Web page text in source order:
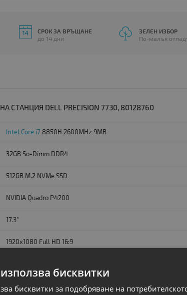
СРОК ЗА ВРЪЩАНЕ
до 14 дни
ЗЕЛЕН ИЗБОР
По-малък
DELL PRECISION 7730, 80128760
Intel Core i7 8850H 2600MHz 9MB
32GB So-Dimm DDR4
512GB M.2 NVMe SSD
NVIDIA Quadro P4200
17.3"
1920x1080 Full HD 16:9
USB 3.1 and USB Type-C/Thunderbolt,
бисквитки
бисквитки за подобряване на